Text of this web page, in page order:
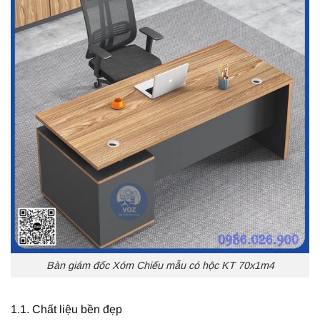
Bàn giám đốc Xóm Chiếu mẫu có hộc KT 70x1m4
1.1. Chất liệu bền đẹp